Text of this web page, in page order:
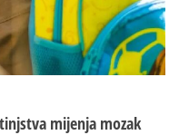
mijenja mozak